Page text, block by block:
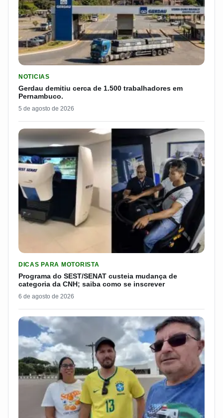
NOTICIAS
Gerdau demitiu cerca de 1.500 trabalhadores em
Pernambuco.
5 de agosto de 2026
DICAS PARA MOTORISTA
Programa do SEST/SENAT custeia mudança de
categoria da CNH; saiba como se inscrever
6 de agosto de 2026